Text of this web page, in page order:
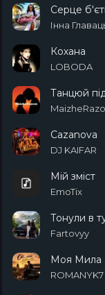
Серце
Інна
Кохана
LOBODA
Танцюй
Cazanova
DJ KAIFAR
Мій зміст
EmoTix
Тонули в
Fartovyy
Моя Мила
ROMANYK7